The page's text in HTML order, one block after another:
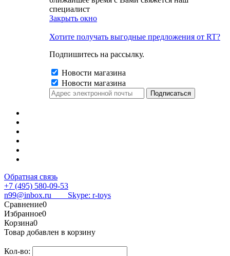
специалист
Закрыть окно
Хотите получать выгодные предложения от RT?
Подпишитесь на рассылку.
Новости магазина
Новости магазина
Обратная связь
+7 (495) 580-09-53
n99@inbox.ru Skype: r-toys
Сравнение0
Избранное0
Корзина0
Товар добавлен в корзину
Кол-во: